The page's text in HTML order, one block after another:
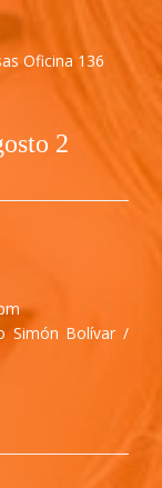
Oficina 136
2
Simón Bolívar /